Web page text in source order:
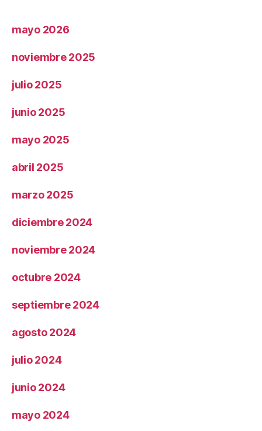
mayo 2026
noviembre 2025
julio 2025
junio 2025
mayo 2025
abril 2025
marzo 2025
diciembre 2024
noviembre 2024
octubre 2024
septiembre 2024
agosto 2024
julio 2024
junio 2024
mayo 2024